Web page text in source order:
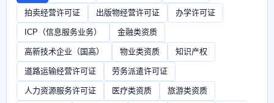
拍卖经营许可证 出版物经营许可证 办学许可证
ICP（信息服务业务） 金融类资质
高新技术企业（国高） 物业类资质 知识产权
道路运输经营许可证 劳务派遣许可证
人力资源服务许可证 医疗类资质 旅游类资质